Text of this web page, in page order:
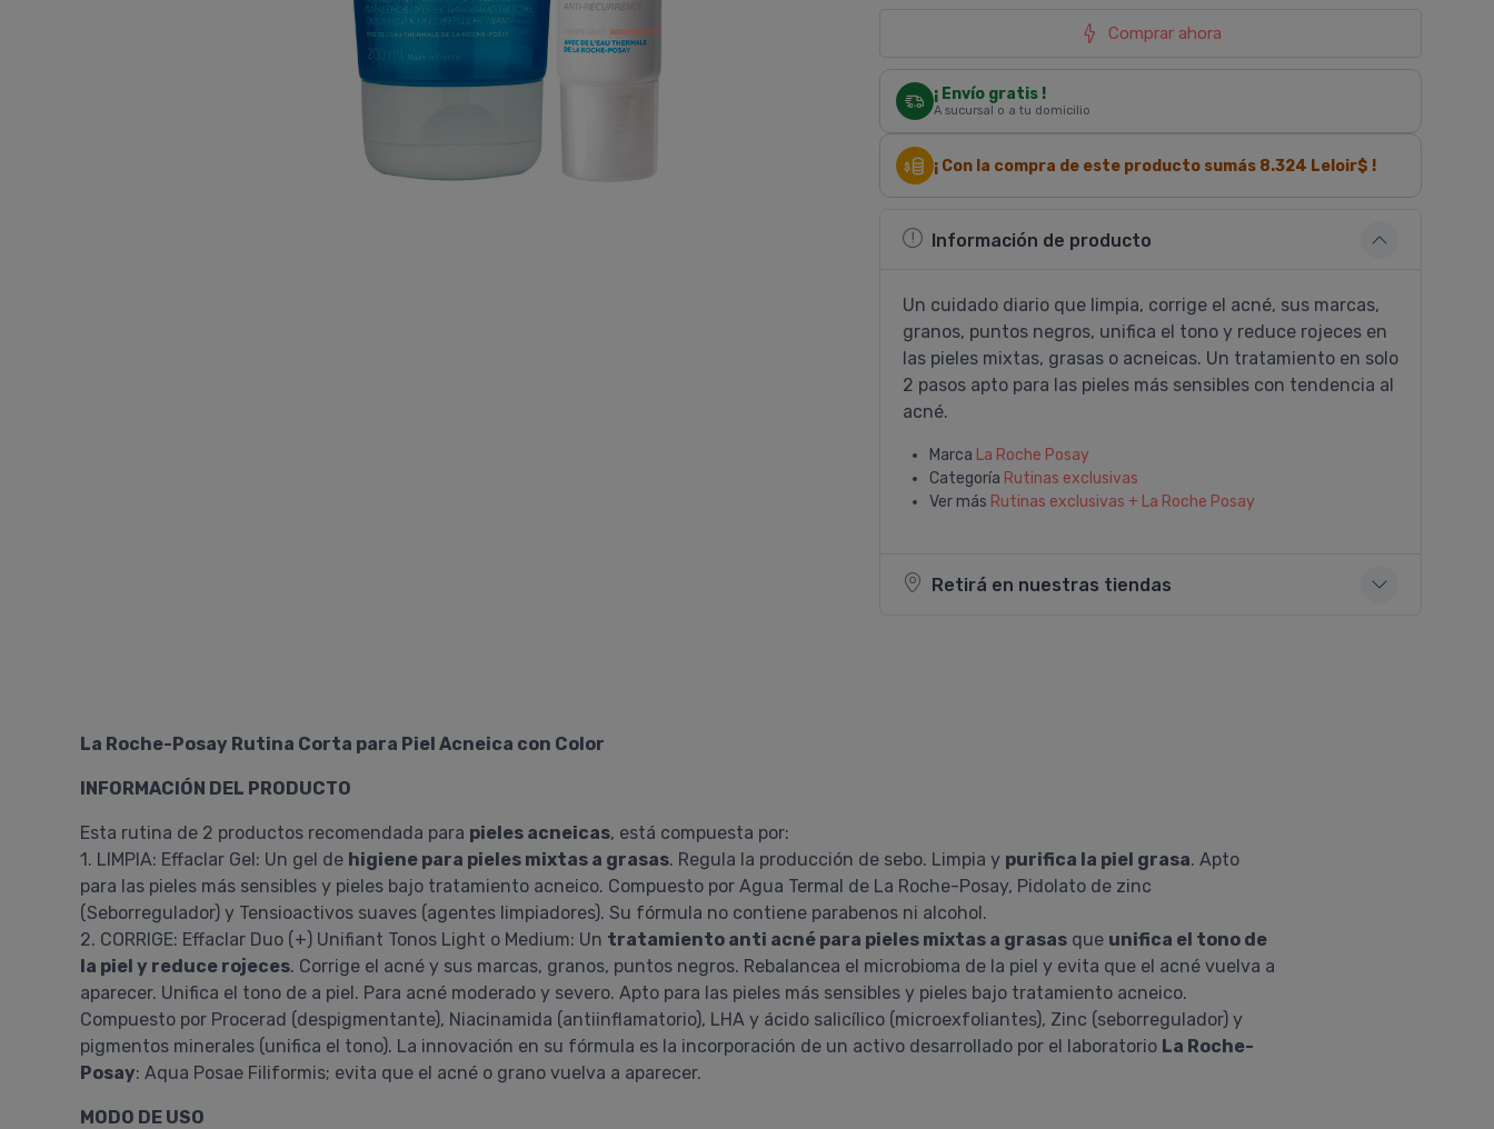
Comprar ahora
¡ Envío gratis !
A sucursal o a tu domicilio
¡ Con la compra de este producto sumás 8.324 Leloir$ !
Información de producto
Un cuidado diario que limpia, corrige el acné, sus marcas,
granos, puntos negros, unifica el tono y reduce rojeces en
las pieles mixtas, grasas o acneicas. Un tratamiento en solo
2 pasos apto para las pieles más sensibles con tendencia al
acné.
Marca La Roche Posay
Categoría Rutinas exclusivas
Ver más Rutinas exclusivas + La Roche Posay
Retirá en nuestras tiendas
La Roche-Posay Rutina Corta para Piel Acneica con Color
INFORMACIÓN DEL PRODUCTO
Esta rutina de 2 productos recomendada para pieles acneicas, está compuesta por:
1. LIMPIA: Effaclar Gel: Un gel de higiene para pieles mixtas a grasas. Regula la producción de sebo. Limpia y purifica la piel grasa. Apto
para las pieles más sensibles y pieles bajo tratamiento acneico. Compuesto por Agua Termal de La Roche-Posay, Pidolato de zinc
(Seborregulador) y Tensioactivos suaves (agentes limpiadores). Su fórmula no contiene parabenos ni alcohol.
2. CORRIGE: Effaclar Duo (+) Unifiant Tonos Light o Medium: Un tratamiento anti acné para pieles mixtas a grasas que unifica el tono de
la piel y reduce rojeces. Corrige el acné y sus marcas, granos, puntos negros. Rebalancea el microbioma de la piel y evita que el acné vuelva a
aparecer. Unifica el tono de a piel. Para acné moderado y severo. Apto para las pieles más sensibles y pieles bajo tratamiento acneico.
Compuesto por Procerad (despigmentante), Niacinamida (antiinflamatorio), LHA y ácido salicílico (microexfoliantes), Zinc (seborregulador) y
pigmentos minerales (unifica el tono). La innovación en su fórmula es la incorporación de un activo desarrollado por el laboratorio La Roche-
Posay: Aqua Posae Filiformis; evita que el acné o grano vuelva a aparecer.
MODO DE USO